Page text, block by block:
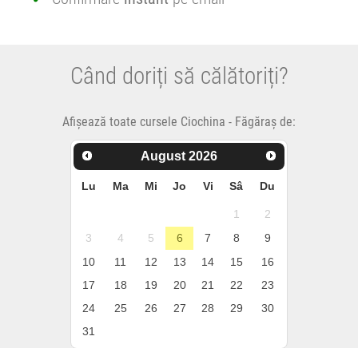
Când doriți să călătoriți?
Afișează toate cursele Ciochina - Făgăraș de:
August 2026
Lu Ma Mi Jo Vi Sâ Du
1
2
3
4 5 6 7 8
9
10
11 12 13 14 15
16
17
18 19 20 21 22
23
24
25 26 27 28 29
30
31